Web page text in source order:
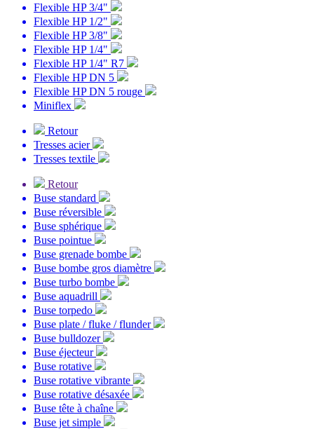
Flexible HP 3/4"
Flexible HP 1/2"
Flexible HP 3/8"
Flexible HP 1/4"
Flexible HP 1/4" R7
Flexible HP DN 5
Flexible HP DN 5 rouge
Miniflex
Retour
Tresses acier
Tresses textile
Retour
Buse standard
Buse réversible
Buse sphérique
Buse pointue
Buse grenade bombe
Buse bombe gros diamètre
Buse turbo bombe
Buse aquadrill
Buse torpedo
Buse plate / fluke / flunder
Buse bulldozer
Buse éjecteur
Buse rotative
Buse rotative vibrante
Buse rotative désaxée
Buse tête à chaîne
Buse jet simple